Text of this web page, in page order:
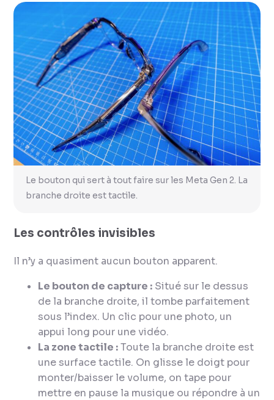
Le bouton qui sert à tout faire sur les Meta Gen 2. La
branche droite est tactile.
Les contrôles invisibles
Il n’y a quasiment aucun bouton apparent.
Le bouton de capture : Situé sur le dessus
de la branche droite, il tombe parfaitement
sous l’index. Un clic pour une photo, un
appui long pour une vidéo.
La zone tactile :Toute la branche droite est
une surface tactile. On glisse le doigt pour
monter/baisser le volume, on tape pour
mettre en pause la musique ou répondre à un